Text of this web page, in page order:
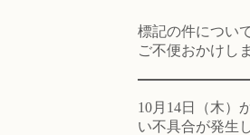
標記の件につい
ご不便おかけし
10月14日（木）
い不具合が発生